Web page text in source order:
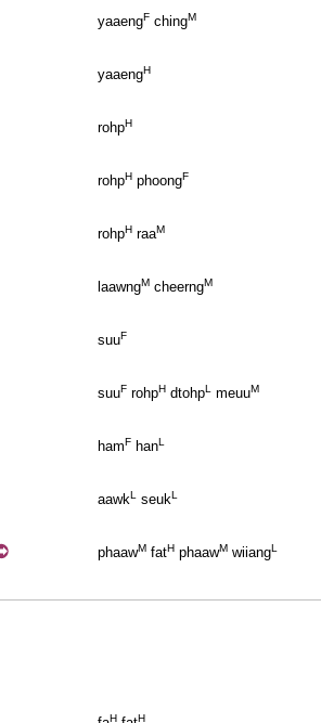
yaaengF chingM
yaaengH
rohpH
rohpH phoongF
rohpH raaM
laawngM cheerngM
suuF
suuF rohpH dtohpL meuuM
hamF hanL
aawkL seukL
phaawM fatH phaawM wiiangL
H H